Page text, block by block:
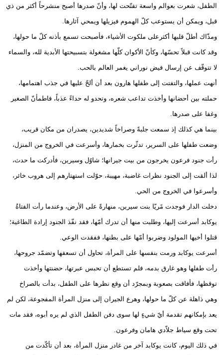
الطفل، شعرت بعوالم واسعة تفتّحت لها، وأنّ صدرها أصبح منشرحاً أكثر من ذي
قبل، ويمكن أن يستوعب كلّ الهموم فيزيلها ويمحي آثارها.
ومذّاك أطلّ قلبها أكثرعلى ملكوت الأشياء، فأصبحت تسمع بأذنه كلّ ما حولها،
وقد كانت قبلاً تحسّها، وكأنّ الأكوان كلّها مشغولة بتسبيحتها الأبدية لله، والسماء
لا تتوقّف عن إرسال فيض نوراني يغمر العالم بالحب.
أنهت عملها، والتفتت إلى طفلها هارون بعد أن ألحّ عليها في جذب اهتمامها،
حملته بين أحضانها وأخذت تداعب شعره، وتحدو له حداءً عذباً، فاطمأنّ الصغير
وغفا على صدرها.
بينما هي كذلك إذ سمعت جلبةً وصراخاً شديدين، يصدران من مكان قريب،
وضعت طفلها على السرير، تدثّرت بخمارها، وأسرعت في الخروج من المنزل،
رأت جنود فرعون يخرجون من بيت جيرانها؛ شاوُل وسيرين، فأدركت ما حدث،
لذا ألقت إلى الجنود نظرات غاضبة، مهيبة، حوّلت استهتارهم إلى هروب خائر،
وأسرعوا في الخروج من الحي.
دخلت الدار فوجدت مًريّا بنت سيرين، منهارةً على الأرض، وعندما رأت الفتاةُ
يوكابد أسرعت إليها، وطلبت منها أن تدرك أمّها، فقد نفّذ الجنود إرادة الطاغية؛
قتلوا أخيها المولود وضربوا أمّها على بطنها، ففقدت الوعي.
أسرعت يوكابد ورمت بنفسها على المرأة، تحاول أن تسعفها وتضمّد جروحها،
رأت طفلها وهو غارق بدمه، فلم تستطع أن تحبس عبرتها، حضنتها وأخذت
توقظها، فأفاقت بصعوبة وبمجرّد أن وقع نظرها على الطفل، بدأت بالصراخ
وهي ذاهلة عن كلّ ما حولها، وهرع الجيران إلى منزل المرأة المفجوعة، لكن لم
يعد بإمكانهم تقدمة أيّ شيءٍ لها سوى دفن الطفل الذي لم يره أبوه، فقد مات
تحت وقع سياط جلاّدي هامان وفرعون.
في ذلك اليوم، كانت يوكابد آخر من غادر منزل المرأة، بعد أن تأكّدت من